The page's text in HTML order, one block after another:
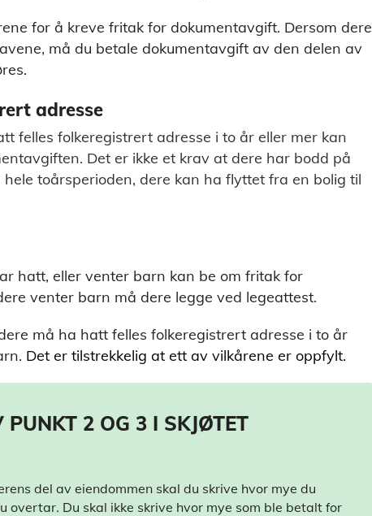
for å kreve fritak for dokumentavgift. Dersom dere
må du betale dokumentavgift av den delen av
adresse
felles folkeregistrert adresse i to år eller mer kan
Det er ikke et krav at dere har bodd på
toårsperioden, dere kan ha flyttet fra en bolig til
hatt, eller venter barn kan be om fritak for
venter barn må dere legge ved legeattest.
må ha hatt felles folkeregistrert adresse i to år
Det er tilstrekkelig at ett av vilkårene er oppfylt.
PUNKT 2 OG 3 I SKJØTET
del av eiendommen skal du skrive hvor mye du
overtar. Du skal ikke skrive hvor mye som ble betalt for